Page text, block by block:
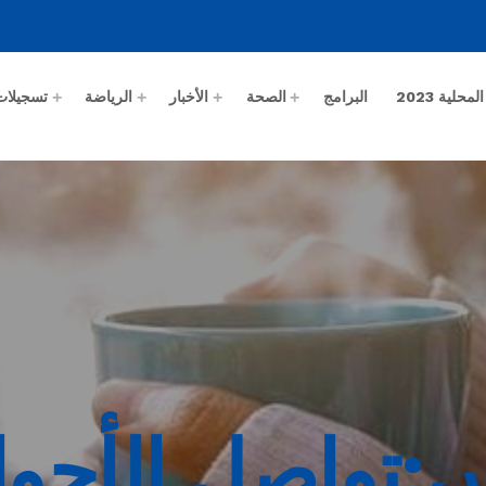
2023 البرامج الصحة الأخبار الرياضة